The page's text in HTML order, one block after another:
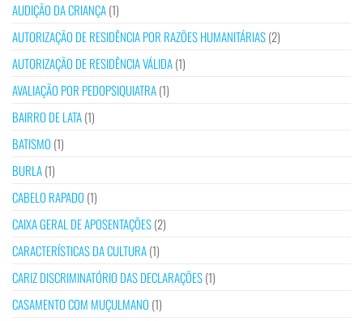
AUDIÇÃO DA CRIANÇA(1)
AUTORIZAÇÃO DE RESIDÊNCIA POR RAZÕES HUMANITÁRIAS(2)
AUTORIZAÇÃO DE RESIDÊNCIA VÁLIDA(1)
AVALIAÇÃO POR PEDOPSIQUIATRA(1)
BAIRRO DE LATA(1)
BATISMO (1)
BURLA(1)
CABELO RAPADO (1)
CAIXA GERAL DE APOSENTAÇÕES(2)
CARACTERÍSTICAS DA CULTURA(1)
CARIZ DISCRIMINATÓRIO DAS DECLARAÇÕES(1)
CASAMENTO COM MUÇULMANO (1)